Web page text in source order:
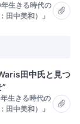
生きる時代の
田中美和）」
田中氏と見つ
生きる時代の
田中美和）」